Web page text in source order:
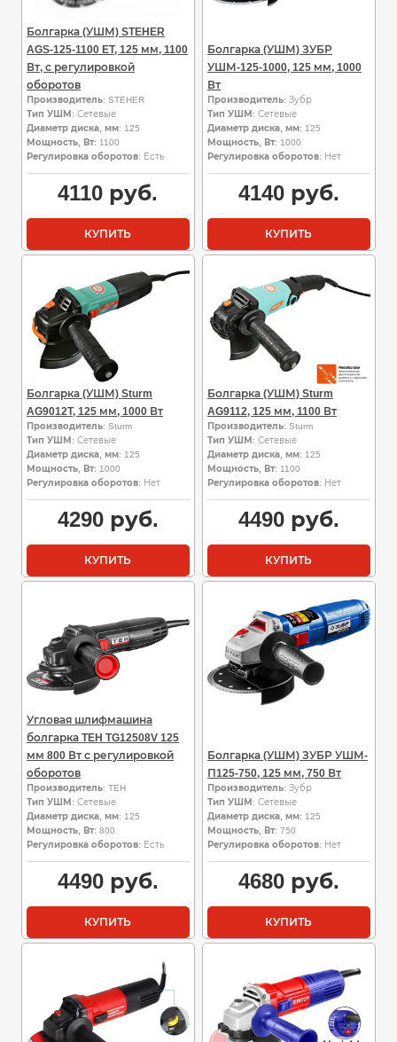
Болгарка (УШМ) STEHER
AGS-125-1100 ET, 125 мм, 1100
Вт, с регулировкой
оборотов
Производитель: STEHER
Тип УШМ : Сетевые
Диаметр диска, мм: 125
Мощность, Вт: 1100
Регулировка оборотов: Есть
4110 руб.
КУПИТЬ
Болгарка (УШМ) ЗУБР
УШМ-125-1000, 125 мм, 1000
Вт
Производитель: Зубр
Тип УШМ : Сетевые
Диаметр диска, мм: 125
Мощность, Вт: 1000
Регулировка оборотов: Нет
4140руб.
КУПИТЬ
Болгарка (УШМ) Sturm
AG9012T, 125 мм, 1000 Вт
Производитель: Sturm
Тип УШМ : Сетевые
Диаметр диска, мм: 125
Мощность, Вт: 1000
Регулировка оборотов: Нет
4290руб.
КУПИТЬ
Болгарка (УШМ) Sturm
AG9112, 125 мм, 1100 Вт
Производитель: Sturm
Тип УШМ : Сетевые
Диаметр диска, мм: 125
Мощность, Вт: 1100
Регулировка оборотов: Нет
4490руб.
КУПИТЬ
Угловая шлифмашина
болгарка TEH TG12508V 125
мм 800 Вт с регулировкой
оборотов
Производитель: TEH
Тип УШМ : Сетевые
Диаметр диска, мм: 125
Мощность, Вт: 800
Регулировка оборотов: Есть
4490руб.
КУПИТЬ
Болгарка (УШМ) ЗУБР УШМ-
П125-750, 125 мм, 750 Вт
Производитель: Зубр
Тип УШМ : Сетевые
Диаметр диска, мм: 125
Мощность, Вт: 750
Регулировка оборотов: Нет
4680руб.
КУПИТЬ